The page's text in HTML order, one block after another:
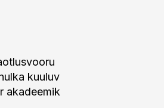
kuuluv
akadeemik